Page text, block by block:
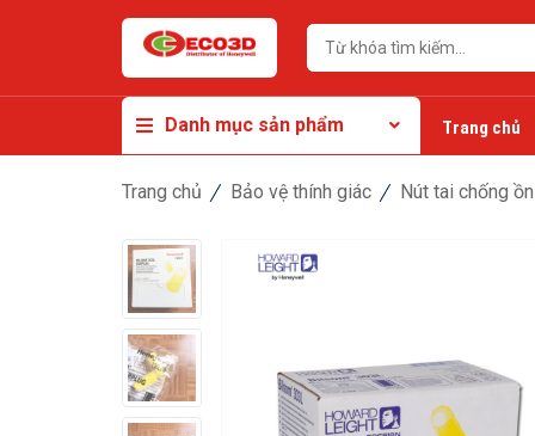
Danh mục sản phẩm Trang chủ
Trang chủ Bảo vệ thính giác Nút tai chống ồn